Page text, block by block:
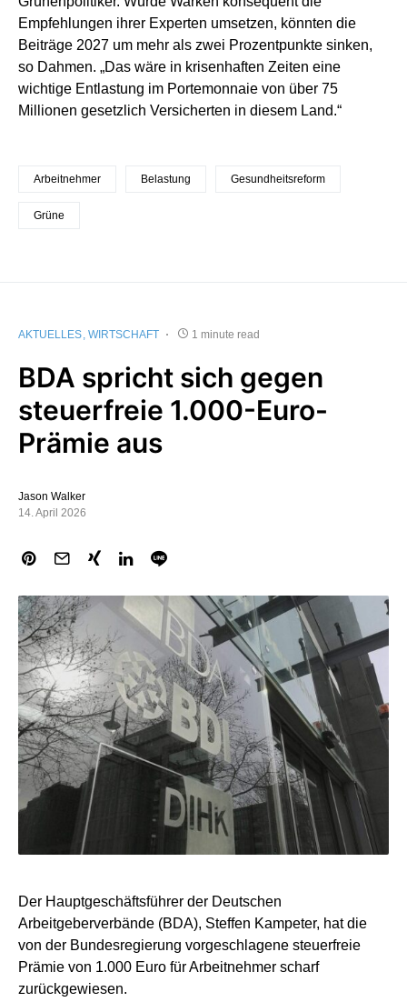
Empfehlungen ihrer Experten umsetzen, könnten die
Beiträge 2027 um mehr als zwei Prozentpunkte sinken,
so Dahmen. „Das wäre in krisenhaften Zeiten eine
wichtige Entlastung im Portemonnaie von über 75
Millionen gesetzlich Versicherten in diesem Land.“
Arbeitnehmer Belastung Gesundheitsreform
Grüne
AKTUELLES WIRTSCHAFT 1 minute read
BDA spricht sich gegen
steuerfreie 1.000-Euro-
Prämie aus
Jason Walker
14. April 2026
Der Hauptgeschäftsführer der Deutschen
Arbeitgeberverbände (BDA), Steffen Kampeter, hat die
von der Bundesregierung vorgeschlagene steuerfreie
Prämie von 1.000 Euro für Arbeitnehmer scharf
zurückgewiesen.